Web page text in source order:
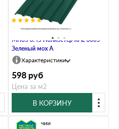
Профлист Металл Профиль
МП35 0.45 Полиэстер RAL 6005
Зеленый мох A
Характеристики
598 руб
Цена за м2
В КОРЗИНУ
В наличии